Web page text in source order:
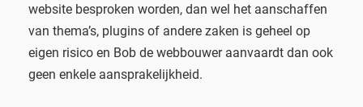
Begrippen
Contact
website besproken worden, dan wel het aanschaffen
van thema’s, plugins of andere zaken is geheel op
eigen risico en Bob de webbouwer aanvaardt dan ook
geen enkele aansprakelijkheid.